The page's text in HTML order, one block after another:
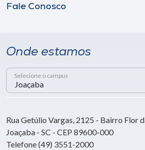
Fale Conosco
Onde estamos
Selecione o campus
Rua Getúlio Vargas, 2125 - Bairro Flor
Joaçaba - SC - CEP 89600-000
Telefone (49) 3551-2000